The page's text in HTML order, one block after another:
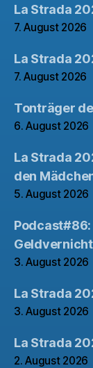
La Strada
7. August 2026
La Strada
7. August 2026
Tonträger
6. August 2026
La Strada
den
5. August 2026
Podcast#86:
3. August 2026
La Strada
3. August 2026
La Strada
2. August 2026